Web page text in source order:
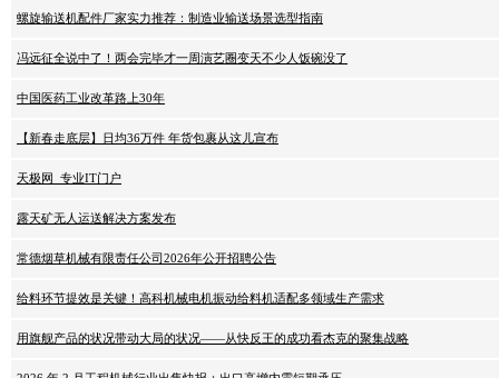
螺旋输送机配件厂家实力推荐：制造业输送场景选型指南
冯远征全说中了！两会完毕才一周演艺圈变天不少人饭碗没了
中国医药工业改革路上30年
【新春走底层】日均36万件 年货包裹从这儿宣布
天极网_专业IT门户
露天矿无人运送解决方案发布
常德烟草机械有限责任公司2026年公开招聘公告
给料环节提效是关键！高科机械电机振动给料机适配多领域生产需求
用旗舰产品的状况带动大局的状况——从快反王的成功看杰克的聚集战略